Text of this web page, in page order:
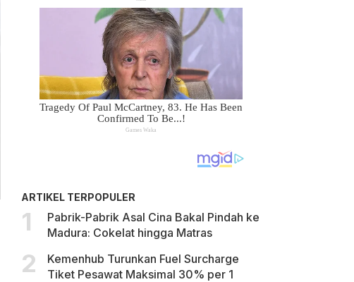
ARTIKEL TERPOPULER
Pabrik-Pabrik Asal Cina Bakal Pindah ke
Madura: Cokelat hingga Matras
Kemenhub Turunkan Fuel Surcharge
Tiket Pesawat Maksimal 30% per 1